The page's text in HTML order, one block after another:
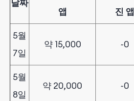
날짜
앱 진 앱
5월
7일
약 15,000 ~0
5월
8일
약 20,000 ~0